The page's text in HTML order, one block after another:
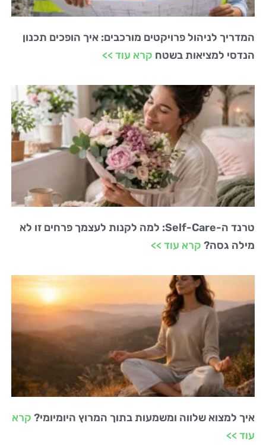
המדריך לניהול פרויקטים מורכבים: איך הופכים תכנון
הנדסי למציאות בשטח קרא עוד >>
טרנד ה-Self-Care: למה לקנות לעצמך פרחים זו לא
מילה גסה? קרא עוד >>
איך למצוא שלווה ומשמעות בתוך המרוץ היומיומי? קרא
עוד >>